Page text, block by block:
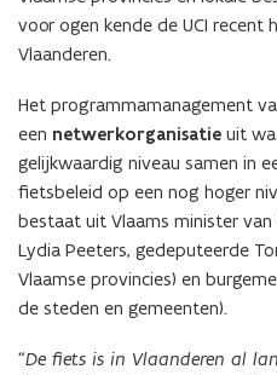
voor ogen kende de UCI recent
Vlaanderen.
Het programmamanagement
een netwerkorganisatie uit
gelijkwaardig niveau samen in
fietsbeleid op een nog hoger
bestaat uit Vlaams minister
Lydia Peeters, gedeputeerde
Vlaamse provincies) en
de steden en gemeenten).
“De fiets is in Vlaanderen al